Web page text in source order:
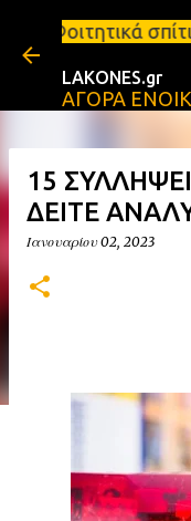
Μετάβαση
προς
LAKONES.gr
ΑΓΟΡΑ
15
ΔΕΙΤΕ
Ιανουαρίου 02, 2023